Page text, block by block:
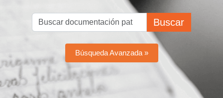
Buscar
Búsqueda Avanzada »